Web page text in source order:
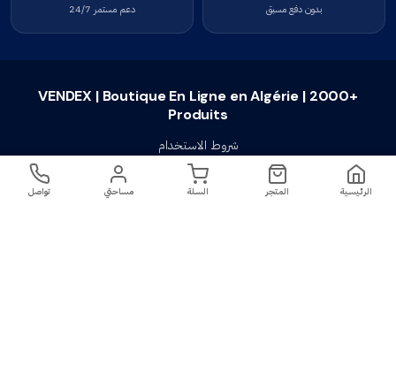
بدون دفع مسبق دعم مستمر 24/7
VENDEX | Boutique En Ligne en Algérie | 2000+
Produits
شروط الاستخدام
سياسة الخصوصية
سياسة الإستبدال والإسترجاع
الرئيسية المتجر السلة مساحتي تواصل